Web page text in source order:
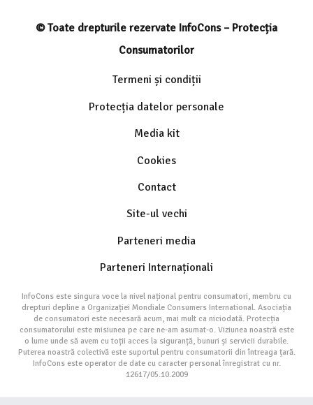
© Toate drepturile rezervate InfoCons – Protecția
Consumatorilor
Termeni și condiții
Protecția datelor personale
Media kit
Cookies
Contact
Site-ul vechi
Parteneri media
Parteneri Internaționali
InfoCons este singura voce la nivel național pentru consumatori, membru cu
drepturi depline a Organizației Mondiale Consumers International. Asociația
de consumatori este necesară acum, mai mult ca niciodată. Protecția
consumatorului este misiunea pe care ne-am asumat-o. Viziunea noastră este
o lume unde să avem cu toții acces la siguranță, bunuri și servicii durabile.
Puterea noastră colectivă este suportul pentru consumatorii din întreaga țară.
InfoCons este operator de date cu caracter personal înregistrat cu nr.
12617/05.10.2009